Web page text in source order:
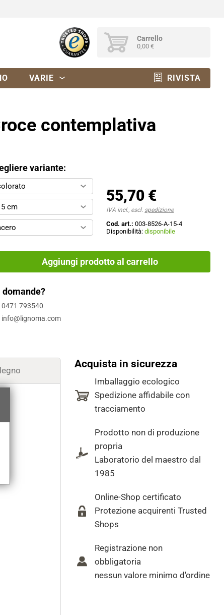
Carrello
0,00 €
VARIE RIVISTA
contemplativa
variante:
cm
55,70 €
IVA incl., escl. spedizione
Cod. art.: 003-8526-A-15-4
Disponibilità:disponibile
Aggiungi prodotto al carrello
domande?
0471 793540
info@lignoma.com
Acquista in sicurezza
Imballaggio ecologico
Spedizione affidabile con
tracciamento
Prodotto non di produzione
propria
Laboratorio del maestro dal
1985
Online-Shop certificato
Protezione acquirenti Trusted
Shops
Registrazione non
obbligatoria
nessun valore minimo d'ordine